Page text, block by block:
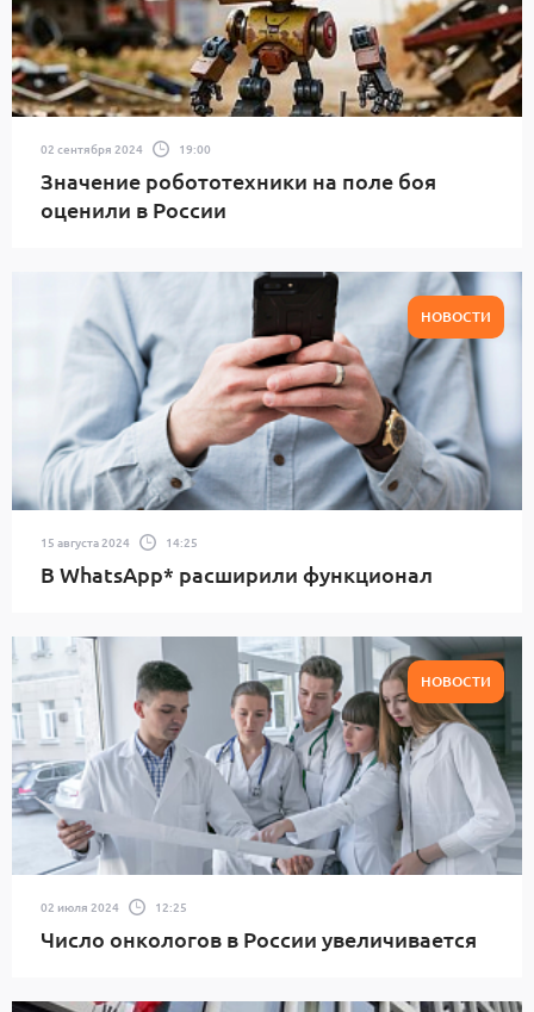
02 сентября 2024 19:00
Значение робототехники на поле боя
оценили в России
НОВОСТИ
15 августа 2024 14:25
В WhatsApp* расширили функционал
НОВОСТИ
02 июля 2024 12:25
Число онкологов в России увеличивается